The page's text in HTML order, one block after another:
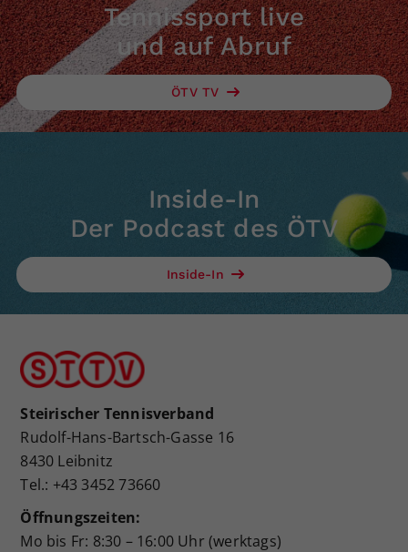
Tennissport live
und auf Abruf
ÖTV TV
Inside-In
Der Podcast des ÖTV
Inside-In
Steirischer Tennisverband
Rudolf-Hans-Bartsch-Gasse 16
8430 Leibnitz
Tel.: +43 3452 73660
Öffnungszeiten:
Mo bis Fr: 8:30 – 16:00 Uhr (werktags)